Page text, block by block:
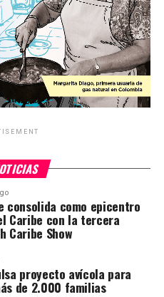
consolida como epicentro
Caribe con la tercera
Caribe Show
proyecto avícola para
de 2.000 familias